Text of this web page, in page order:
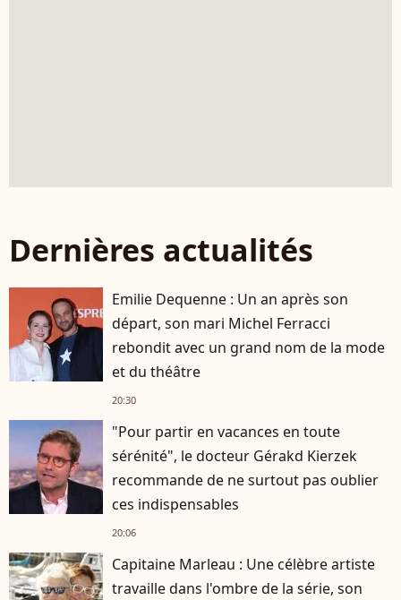
Dernières actualités
Emilie Dequenne : Un an après son
départ, son mari Michel Ferracci
rebondit avec un grand nom de la mode
et du théâtre
20:30
"Pour partir en vacances en toute
sérénité", le docteur Gérakd Kierzek
recommande de ne surtout pas oublier
ces indispensables
20:06
Capitaine Marleau : Une célèbre artiste
travaille dans l'ombre de la série, son